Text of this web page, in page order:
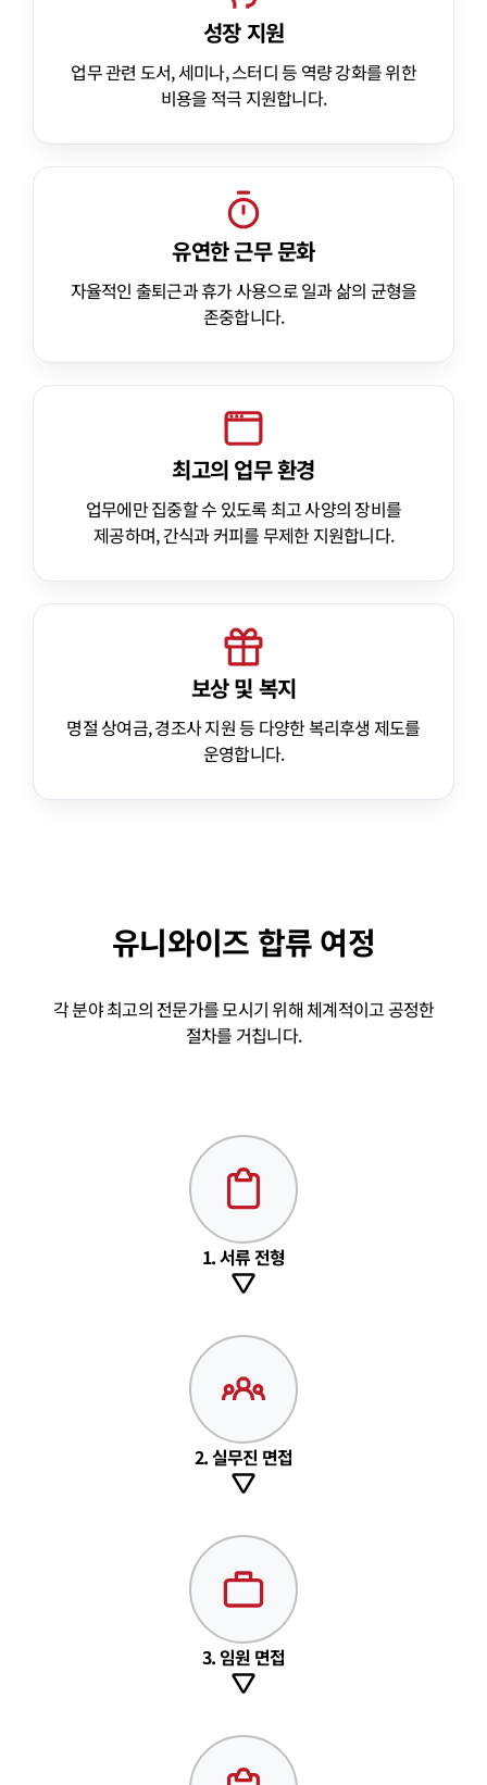
성장 지원
업무 관련 도서, 세미나, 스터디 등 역량 강화를 위한
비용을 적극 지원합니다.
유연한 근무 문화
자율적인 출퇴근과 휴가 사용으로 일과 삶의 균형을
존중합니다.
최고의 업무 환경
업무에만 집중할 수 있도록 최고 사양의 장비를
제공하며, 간식과 커피를 무제한 지원합니다.
보상 및 복지
명절 상여금, 경조사 지원 등 다양한 복리후생 제도를
운영합니다.
유니와이즈 합류 여정
각 분야 최고의 전문가를 모시기 위해 체계적이고 공정한
절차를 거칩니다.
1. 서류 전형
2. 실무진 면접
3. 임원 면접